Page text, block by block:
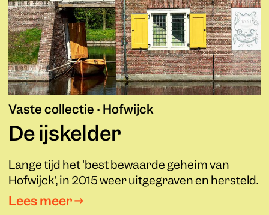
Vaste collectie • Hofwijck
De ijskelder
Lange tijd het 'best bewaarde geheim van
Hofwijck', in 2015 weer uitgegraven en hersteld.
Lees meer →